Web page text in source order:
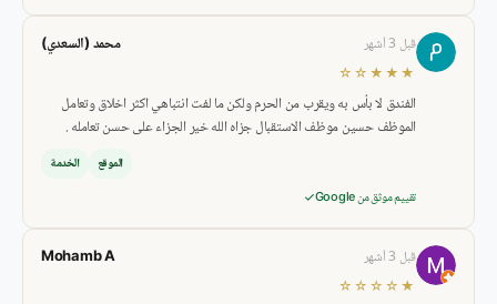
‫محمد (السعدي)‬‎
قبل 3 أشهر
★★★☆☆
الفندق لا بأس به ويقرب من الحرم ولكن ما لفت انتباهي اكثر اخلاق وتعامل
الموظف حسين موظف الاستقبال جزاه الله خير الجزاء على حسن تعامله .
الخدمة
الموقع
تقييم موثق من Google
Mohamb A
قبل 3 أشهر
★☆☆☆☆